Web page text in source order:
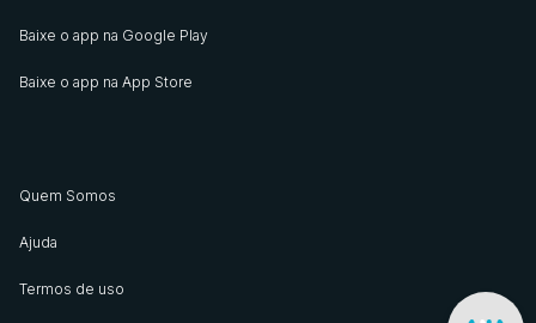
Baixe o app na Google Play
Baixe o app na App Store
Quem Somos
Ajuda
Termos de uso